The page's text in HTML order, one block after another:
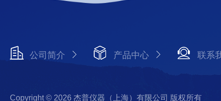
公司简介 产品中心 联系
Copyright © 2026 杰普仪器（上海）有限公司 版权所有